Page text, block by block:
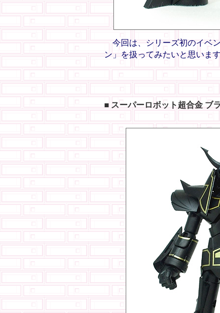
今回は、シリーズ初のイベ
ン」を扱ってみたいと思いま
■ スーパーロボット超合金 ブ